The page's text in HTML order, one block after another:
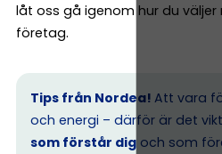
låt oss gå igenom hur du
företag.
Tips från Nordea! Att vara
och energi – därför är det
som förstår dig och som